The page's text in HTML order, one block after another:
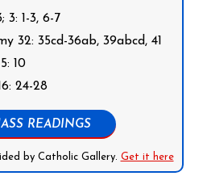
3: 1-3, 6-7
32: 35cd-36ab, 39abcd, 41
10
24-28
READINGS
by Catholic Gallery. Get it here